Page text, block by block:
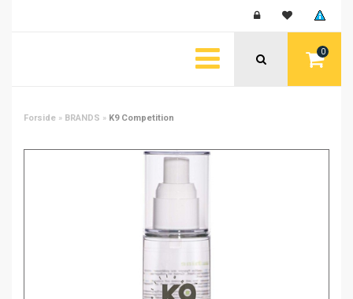
0
Forside » BRANDS » K9 Competition